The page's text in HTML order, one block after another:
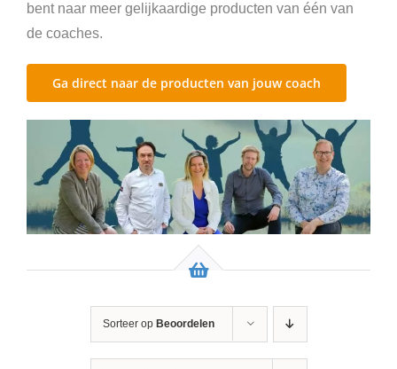
bent naar meer gelijkaardige producten van één van
de coaches.
Ga direct naar de producten van jouw coach
Sorteer op Beoordelen